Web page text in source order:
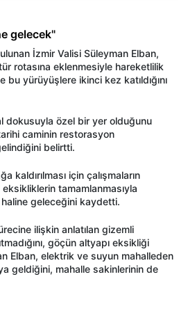
gelecek"
İzmir Valisi Süleyman Elban,
rotasına eklenmesiyle hareketlilik
bu yürüyüşlere ikinci kez katıldığını
dokusuyla özel bir yer olduğunu
caminin restorasyon
belirtti.
kaldırılması için çalışmaların
tamamlanmasıyla
geleceğini kaydetti.
ilişkin anlatılan gizemli
göçün altyapı eksikliği
Elban, elektrik ve suyun mahalleden
geldiğini, mahalle sakinlerinin de